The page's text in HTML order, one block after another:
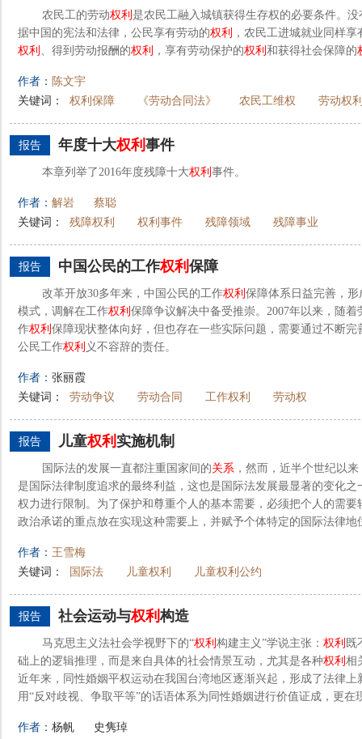
农民工的劳动权利 是农民工融入城镇获得生存权的必要条件。
据中国的宪法和法律，公民享有劳动的权利
，农民工进城就业同样享
权利 、得到劳动报酬的权利 ，享有劳动保护的权利 和获得社会保障的
作者： 陈文宇
关键词：
权利保障 《劳动合同法》 农民工维权 劳动权
报告 年度十大权利 事件
本章列举了2016年度残障十大权利 事件。
作者： 解岩
蔡聪
关键词：
残障权利 权利事件 残障领域 残障事业
报告 中国公民的工作权利 保障
改革开放30多年来，中国公民的工作权利 保障体系日益完善，
模式，调解在工作权利 保障争议解决中备受推崇。2007年以来，随
作权利 保障现状整体向好，但也存在一些实际问题，需要通过不断
公民工作权利 义不容辞的责任。
作者： 张丽霞
关键词：
劳动争议 劳动合同 工作权利 劳动权
报告 儿童权利 实施机制
国际法的发展一直都注重国家间的关系 ，然而，近半个世纪以
是国际法律制度追求的最终利益，这也是国际法发展最显著的变化
权力进行限制。为了保护和尊重个人的基本需要，必须把个人的需要
政治承诺的重点放在实现这种需要上，并赋予个体特定的国际法律
作者： 王雪梅
关键词：
国际法 儿童权利 儿童权利公约
报告 社会运动与权利构造
马克思主义法社会学视野下的“权利 构建主义”学说主张： 权利 既
础上的逻辑推理，而是来自具体的社会情景互动，尤其是各种权利 相
近年来，同性婚姻平权运动在我国台湾地区逐渐兴起，形成了法律上
用“反对歧视、争取平等”的话语体系为同性婚姻进行价值证成，更在
作者： 杨帆
史隽琸